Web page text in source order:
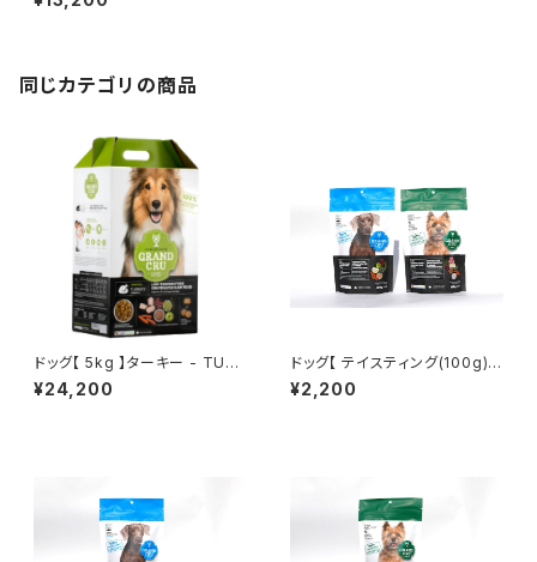
同じカテゴリの商品
ドッグ【 5kg 】ターキー - TURK
EY -
¥24,200
ドッグ【 テイスティング(100g)
✖︎ 2 】特別体験セット（送料無
料）
¥2,200